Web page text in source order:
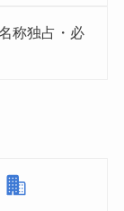
称独占・必